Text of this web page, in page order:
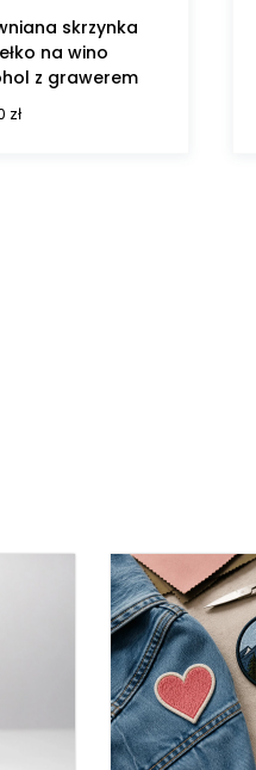
skrzynka
na wino
z grawerem
zł